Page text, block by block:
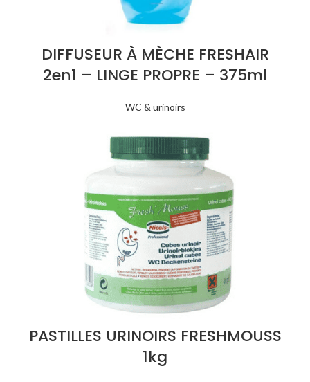
DIFFUSEUR À MÈCHE FRESHAIR
2en1 – LINGE PROPRE – 375ml
WC & urinoirs
PASTILLES URINOIRS FRESHMOUSS
1kg